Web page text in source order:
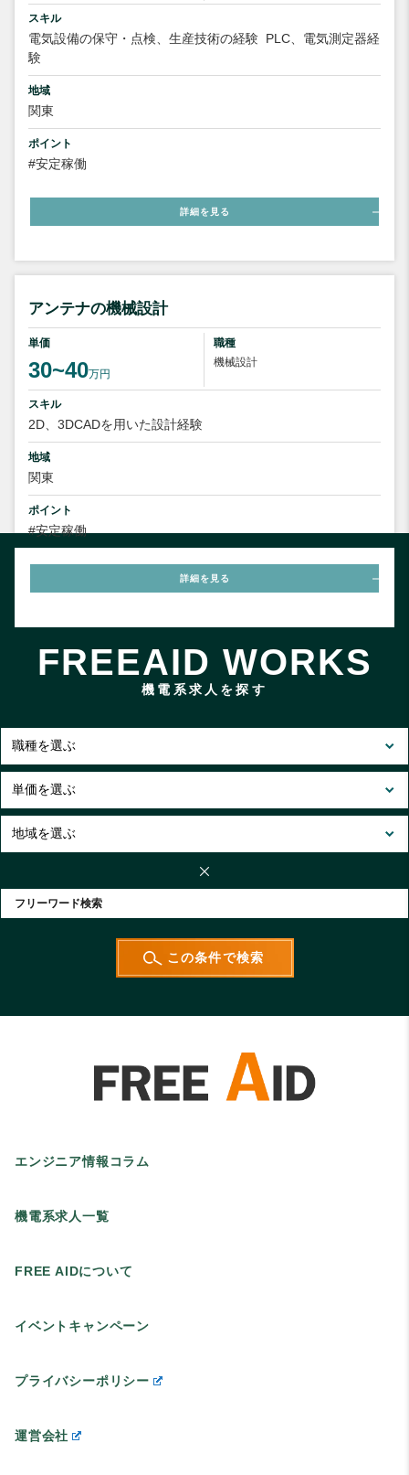
スキル
電気設備の保守・点検、生産技術の経験 PLC、電気測定器経
験
地域
関東
ポイント
#安定稼働
詳細を見る
アンテナの機械設計
単価
30~40万円
職種
機械設計
スキル
2D、3DCADを用いた設計経験
地域
関東
ポイント
#安定稼働
詳細を見る
FREEAID WORKS
機電系求人を探す
エンジニア情報コラム
機電系求人一覧
FREE AIDについて
イベントキャンペーン
プライバシーポリシー
運営会社